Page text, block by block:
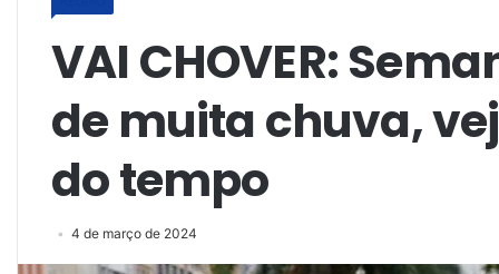
VAI CHOVER:
de muita chuva,
do tempo
4 de março de 2024